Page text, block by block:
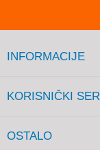
INFORMACIJE
KORISNIČKI
OSTALO